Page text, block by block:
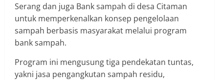
Serang dan juga Bank sampah di desa Citaman
untuk memperkenalkan konsep pengelolaan
sampah berbasis masyarakat melalui program
bank sampah.
Program ini mengusung tiga pendekatan tuntas,
yakni jasa pengangkutan sampah residu,